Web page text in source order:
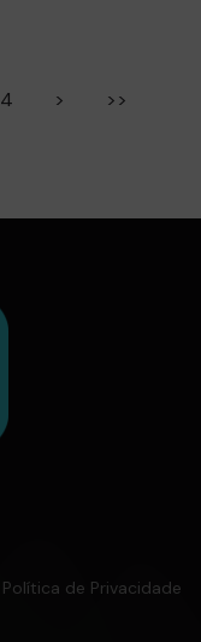
4 > >>
Política de Privacidade